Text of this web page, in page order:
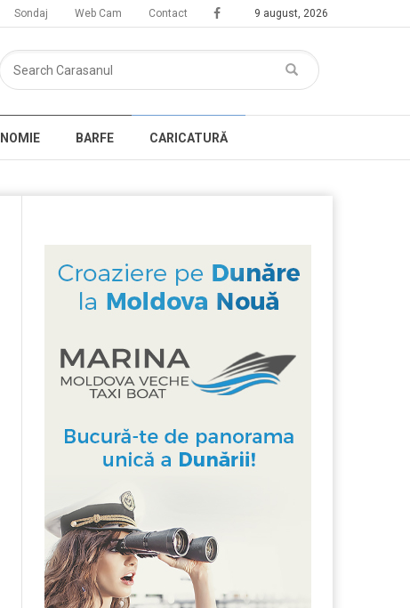
9 august, 2026
Sondaj Web Cam Contact
BARFE CARICATURĂ